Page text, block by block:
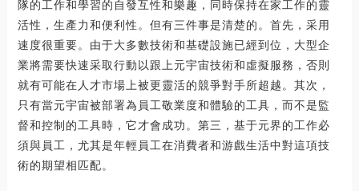
隊的工作和學習的自發互性和樂趣，同時保持在家工作的靈
活性，生產力和便利性。但有三件事是清楚的。首先，采用
速度很重要。由于大多數技術和基礎設施已經到位，大型企
業將需要快速采取行動以跟上元宇宙技術和虛擬服務，否則
就有可能在人才市場上被更靈活的競爭對手所超越。其次，
只有當元宇宙被部署為員工敬業度和體驗的工具，而不是監
督和控制的工具時，它才會成功。第三，基于元界的工作必
須與員工，尤其是年輕員工在消費者和游戲生活中對這項技
術的期望相匹配。